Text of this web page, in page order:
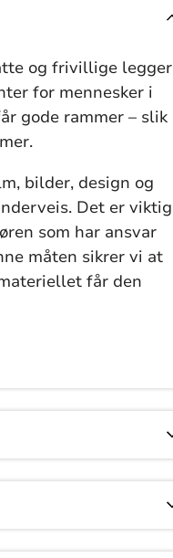
og frivillige legger
for mennesker i
gode rammer – slik
bilder, design og
Det er viktig
som har ansvar
måten sikrer vi at
får den